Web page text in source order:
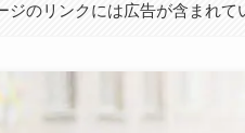
ジのリンクには広告が含まれて